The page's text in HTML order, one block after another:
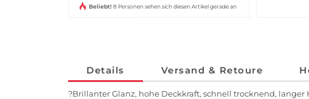
Beliebt! 8 Personen sehen sich diesen Artikel gerade an
Details Versand & Retoure
?Brillanter Glanz, hohe Deckkraft, schnell trocknend,